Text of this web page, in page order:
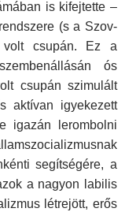
is kifejtette –
(s a Szov­
volt csupán. Ez a
ós
csupán szimulált
aktívan igyekezett
igazán lerombolni
segítségére, a
a nagyon labilis
létrejött, erős